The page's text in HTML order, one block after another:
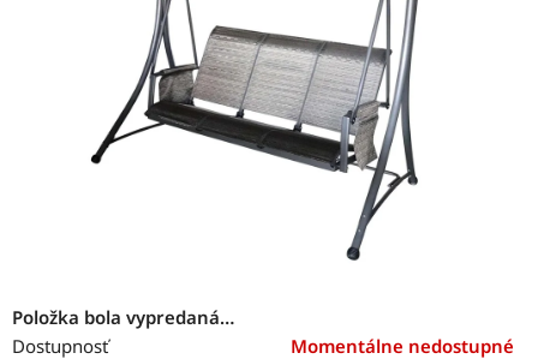
Položka bola vypredaná…
Dostupnosť
Momentálne nedostupné